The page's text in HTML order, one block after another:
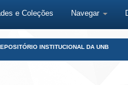
e Coleções Navegar
INSTITUCIONAL DA UNB